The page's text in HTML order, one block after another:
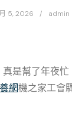
5, 2026 admin
真是幫了年夜
網機之家工會